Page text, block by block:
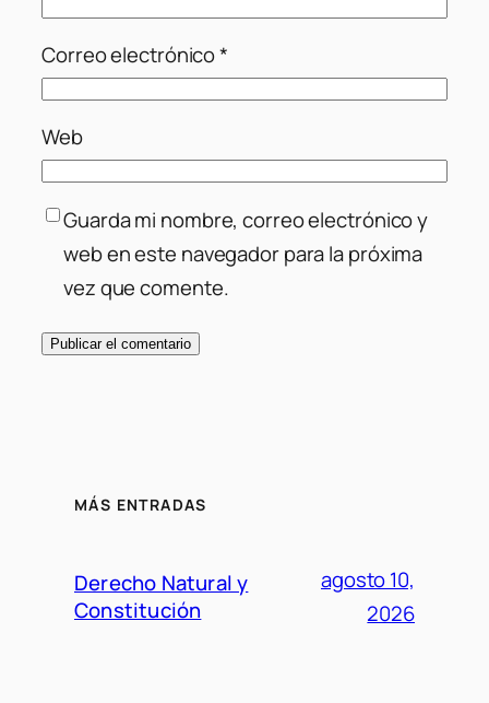
Correo electrónico*
Web
Guarda mi nombre, correo electrónico y
web en este navegador para la próxima
vez que comente.
MÁS ENTRADAS
Derecho Natural y
Constitución
agosto 10,
2026